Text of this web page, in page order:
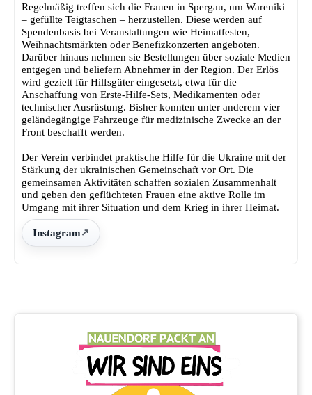
Regelmäßig treffen sich die Frauen in Spergau, um Wareniki
– gefüllte Teigtaschen – herzustellen. Diese werden auf
Spendenbasis bei Veranstaltungen wie Heimatfesten,
Weihnachtsmärkten oder Benefizkonzerten angeboten.
Darüber hinaus nehmen sie Bestellungen über soziale Medien
entgegen und beliefern Abnehmer in der Region. Der Erlös
wird gezielt für Hilfsgüter eingesetzt, etwa für die
Anschaffung von Erste-Hilfe-Sets, Medikamenten oder
technischer Ausrüstung. Bisher konnten unter anderem vier
geländegängige Fahrzeuge für medizinische Zwecke an der
Front beschafft werden.
Der Verein verbindet praktische Hilfe für die Ukraine mit der
Stärkung der ukrainischen Gemeinschaft vor Ort. Die
gemeinsamen Aktivitäten schaffen sozialen Zusammenhalt
und geben den geflüchteten Frauen eine aktive Rolle im
Umgang mit ihrer Situation und dem Krieg in ihrer Heimat.
Instagram